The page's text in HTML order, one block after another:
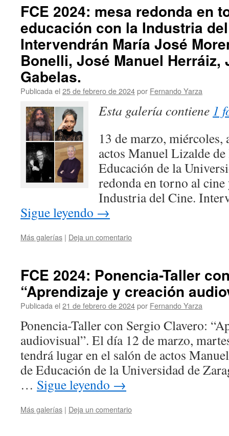
FCE 2024: mesa redonda en
educación con la Industria
Intervendrán María José
Bonelli, José Manuel Herráiz,
Gabelas.
Publicada el 25 de febrero de 2024por Fernando Yarza
Esta galería contiene 1
13 de marzo, miércoles,
actos Manuel Lizalde de
Educación de la
redonda en torno al
Industria del Cine.
Sigue leyendo →
Más galerías | Deja un comentario
FCE 2024: Ponencia-Taller
“Aprendizaje y creación
Publicada el 21 de febrero de 2024por Fernando Yarza
Ponencia-Taller con Sergio Clavero:
audiovisual”. El día 12 de marzo,
tendrá lugar en el salón de actos
de Educación de la Universidad de
… Sigue leyendo →
Más galerías | Deja un comentario